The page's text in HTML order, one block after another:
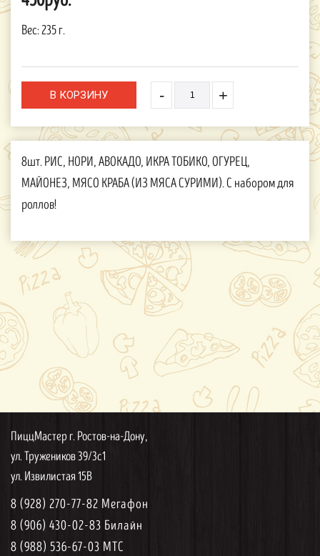
Вес:235 г.
- +
8шт. РИС, НОРИ, АВОКАДО, ИКРА ТОБИКО, ОГУРЕЦ,
МАЙОНЕЗ, МЯСО КРАБА (ИЗ МЯСА СУРИМИ). С набором для
роллов!
ПиццМастер г. Ростов-на-Дону,
ул. Тружеников 39/3с1
ул. Извилистая 15В
8 (928) 270-77-82 Мегафон
8 (906) 430-02-83 Билайн
8 (988) 536-67-03 МТС